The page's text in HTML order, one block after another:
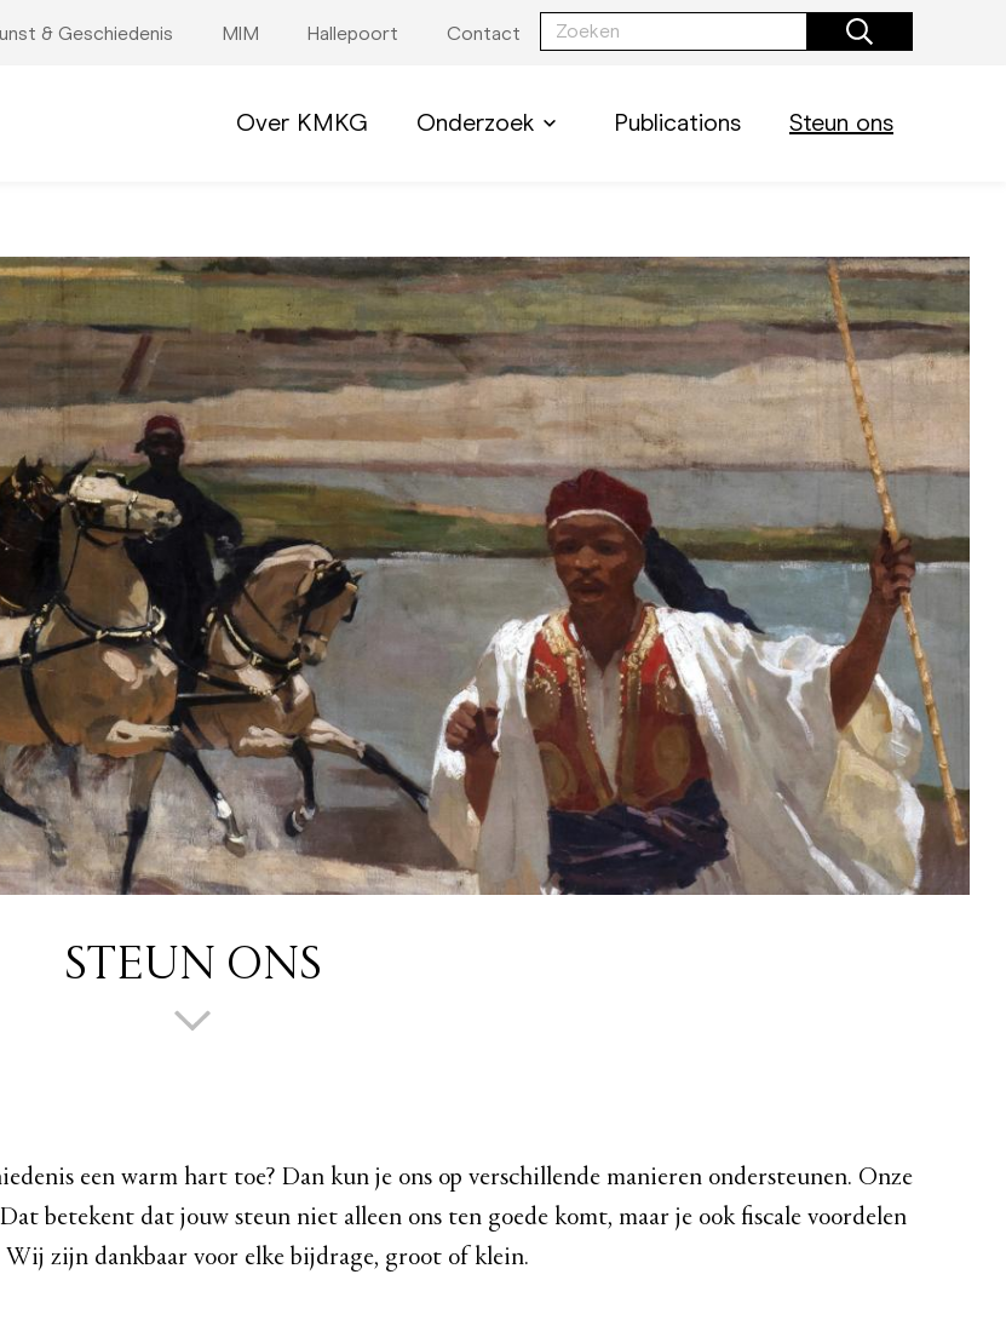
& Geschiedenis MIM Hallepoort Contact
Over KMKG Onderzoek Publications Steun ons
STEUN ONS
een warm hart toe? Dan kun je ons op verschillende manieren ondersteunen. Onze
betekent dat jouw steun niet alleen ons ten goede komt, maar je ook fiscale voordelen
Wij zijn dankbaar voor elke bijdrage, groot of klein.